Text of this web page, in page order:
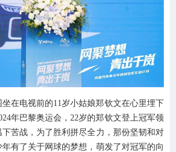
坐在电视前的11岁小姑娘郑钦文在心里埋下
年巴黎奥运会，22岁的郑钦文登上冠军领
苦战，为了胜利拼尽全力，那份坚韧和对
有了关于网球的梦想，萌发了对冠军的向